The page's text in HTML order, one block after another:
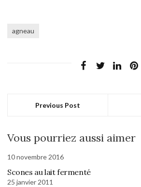
agneau
Previous Post
Vous pourriez aussi aimer
10 novembre 2016
Scones au lait fermenté
25 janvier 2011